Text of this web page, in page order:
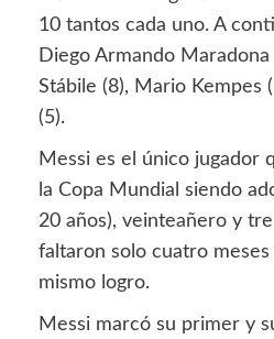
10 tantos cada uno. A
Diego Armando
Stábile (8), Mario Kempes
(5).
Messi es el único jugador
la Copa Mundial siendo
20 años), veinteañero y
faltaron solo cuatro
mismo logro.
Messi marcó su primer y